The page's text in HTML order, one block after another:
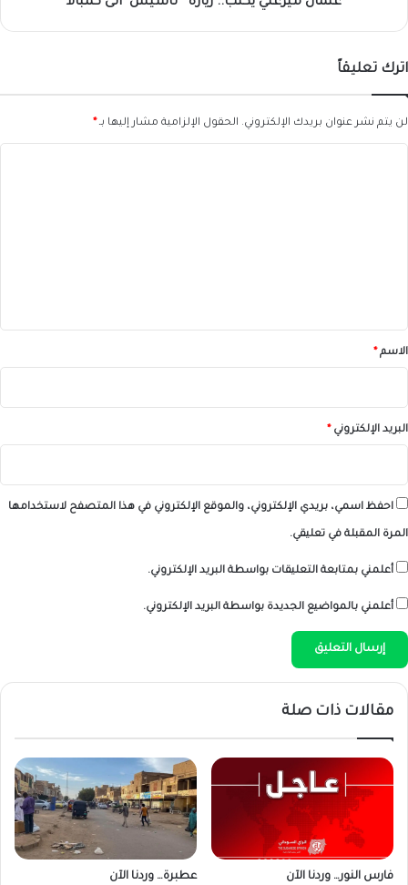
اترك تعليقاً
لن يتم نشر عنوان بريدك الإلكتروني. الحقول الإلزامية مشار إليها بـ*
*الاسم*
البريد الإلكتروني*
احفظ اسمي، بريدي الإلكتروني، والموقع الإلكتروني في هذا المتصفح لاستخدامها
المرة المقبلة في تعليقي.
أعلمني بمتابعة التعليقات بواسطة البريد الإلكتروني.
أعلمني بالمواضيع الجديدة بواسطة البريد الإلكتروني.
مقالات ذات صلة
فارس النور… وردنا الآن عطبرة… وردنا الآن